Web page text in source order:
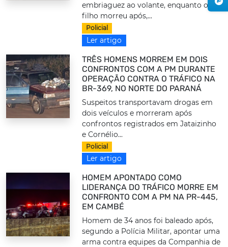
embriaguez ao volante, enquanto o
filho morreu após,...
Policial
Ler artigo
TRÊS HOMENS MORREM EM DOIS
CONFRONTOS COM A PM DURANTE
OPERAÇÃO CONTRA O TRÁFICO NA
BR-369, NO NORTE DO PARANÁ
Suspeitos transportavam drogas em
dois veículos e morreram após
confrontos registrados em Jataizinho
e Cornélio...
Policial
Ler artigo
HOMEM APONTADO COMO
LIDERANÇA DO TRÁFICO MORRE EM
CONFRONTO COM A PM NA PR-445,
EM CAMBÉ
Homem de 34 anos foi baleado após,
segundo a Polícia Militar, apontar uma
arma contra equipes da Companhia de